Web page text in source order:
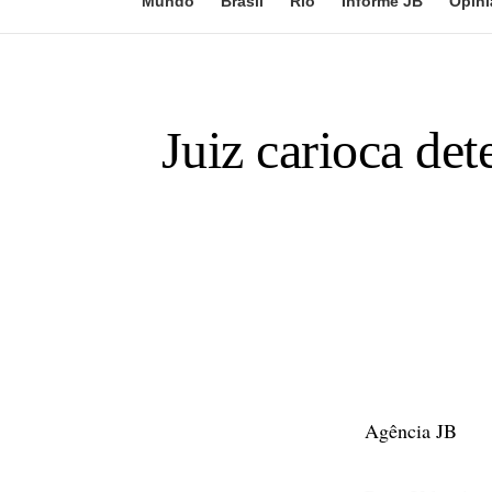
Juiz carioca
Agência JB